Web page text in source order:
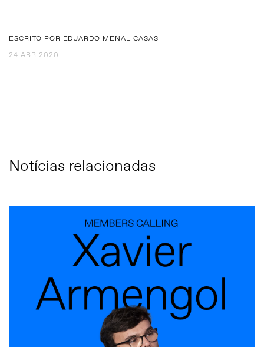
ESCRITO POR EDUARDO MENAL CASAS
24 ABR 2020
Notícias relacionadas